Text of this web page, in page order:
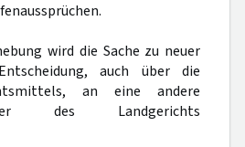
wird die Sache zu neuer
auch über die
an eine andere
des Landgerichts